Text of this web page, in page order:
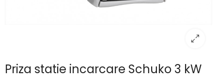
Priza statie incarcare Schuko 3 kW